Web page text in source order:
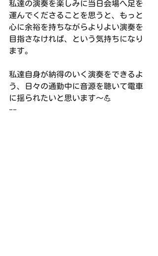
私達の演奏を楽しみに当日会場へ足を
運んでくださることを思うと、もっと
心に余裕を持ちながらよりよい演奏を
目指さなければ、という気持ちになり
ます。
私達自身が納得のいく演奏をできるよ
う、日々の通勤中に音源を聴いて電車
に揺られたいと思います〜💪
--